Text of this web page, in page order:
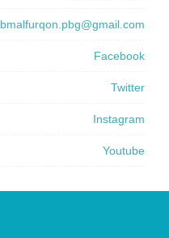
Facebook
Twitter
Instagram
Youtube